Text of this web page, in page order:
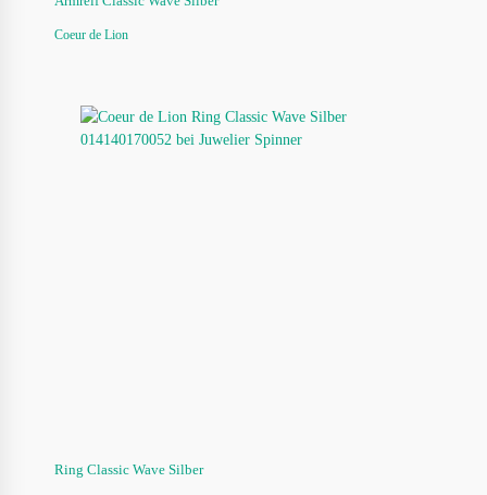
Coeur de Lion
Ring Classic Wave Silber